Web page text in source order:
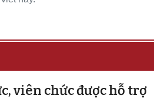
viên chức được hỗ trợ